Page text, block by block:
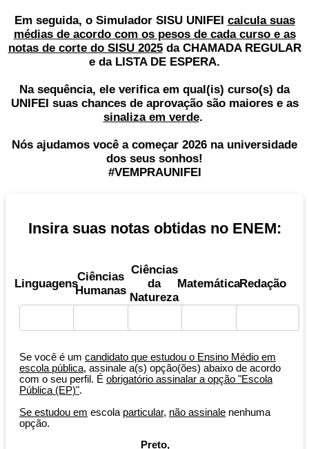
Em seguida, o Simulador SISU UNIFEI calcula suas
médias de acordo com os pesos de cada curso e as
notas de corte do SISU 2025da CHAMADA REGULAR
e da LISTA DE ESPERA.
Na sequência, ele verifica em qual(is) curso(s) da
UNIFEI suas chances de aprovação são maiores e as
sinaliza em verde.
Nós ajudamos você a começar 2026 na universidade
dos seus sonhos!
#VEMPRAUNIFEI
Insira suas notas obtidas no ENEM:
Linguagens
Ciências
Humanas
Ciências
da
Natureza
MatemáticaRedação
Se você é um candidato que estudou o Ensino Médio em
escola pública, assinale a(s) opção(ões) abaixo de acordo
com o seu perfil. É obrigatório assinalar a opção "Escola
Pública (EP)".
Se estudou em escola particular, não assinale nenhuma
opção.
Preto,